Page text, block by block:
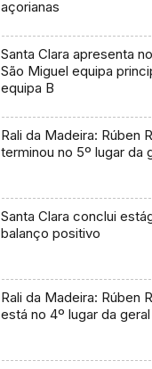
açorianas
Santa Clara apresenta
São Miguel equipa
equipa B
Rali da Madeira: Rúben
terminou no 5º lugar da
Santa Clara conclui
balanço positivo
Rali da Madeira: Rúben
está no 4º lugar da geral